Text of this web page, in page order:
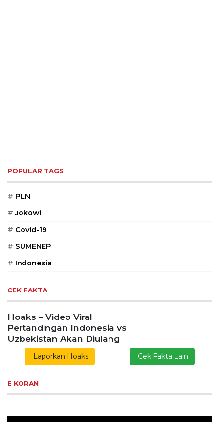
POPULAR TAGS
# PLN
# Jokowi
# Covid-19
# SUMENEP
# Indonesia
CEK FAKTA
Hoaks – Video Viral
Pertandingan Indonesia vs
Uzbekistan Akan Diulang
Laporkan Hoaks Cek Fakta Lain
E KORAN